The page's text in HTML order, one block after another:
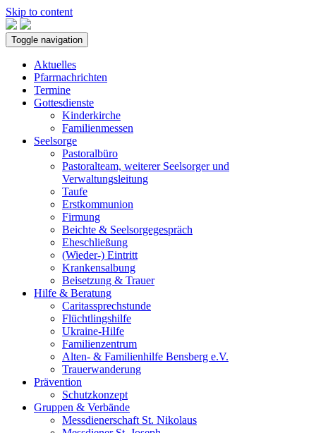
Skip to content
Toggle navigation
Aktuelles
Pfarrnachrichten
Termine
Gottesdienste
Kinderkirche
Familienmessen
Seelsorge
Pastoralbüro
Pastoralteam, weiterer Seelsorger und
Verwaltungsleitung
Taufe
Erstkommunion
Firmung
Beichte & Seelsorgegespräch
Eheschließung
(Wieder-) Eintritt
Krankensalbung
Beisetzung & Trauer
Hilfe & Beratung
Caritassprechstunde
Flüchtlingshilfe
Ukraine-Hilfe
Familienzentrum
Alten- & Familienhilfe Bensberg e.V.
Trauerwanderung
Prävention
Schutzkonzept
Gruppen & Verbände
Messdienerschaft St. Nikolaus